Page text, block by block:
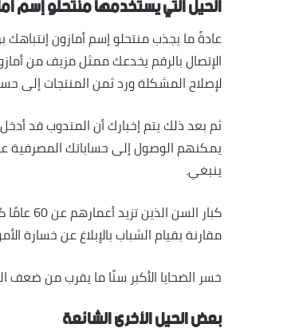
عادةً ما يجذب منتحلو إسم أمازون
الإتصال بالرقم يخدعك ممثل مزيف من
لإصلاح المشكلة ورد ثمن المنتجات إلى
ثم بعد ذلك يتم إخبارك أن المندوب قد
يمكنهم الوصول إلى حساباتك المصرفية
ينبغي.
كبار
مقارنة بقيام الشباب بالإبلاغ عن خسارة
خسر الضحايا الأكبر سنًا ما يقرب من ضعف المبلغ (1500 دولار) مثل نظرائهم الأصغر سنًا وفقًا للجنة
بعض الحيل الأخرى الشائعة